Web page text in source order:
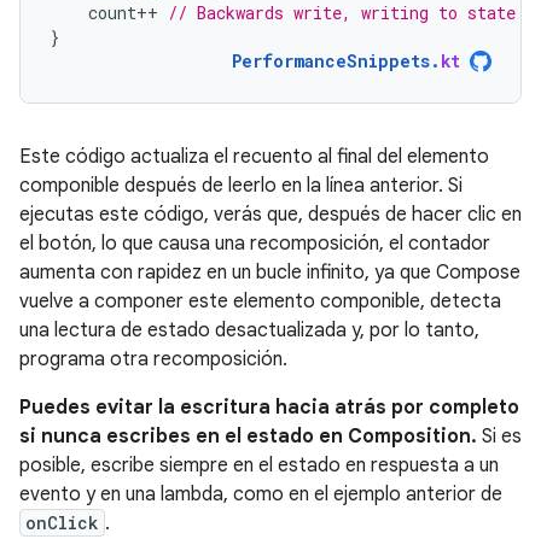
count++ // Backwards write, writing to state
}
PerformanceSnippets. kt
Este código actualiza el recuento al final del elemento
componible después de leerlo en la línea anterior. Si
ejecutas este código, verás que, después de hacer clic en
el botón, lo que causa una recomposición, el contador
aumenta con rapidez en un bucle infinito, ya que Compose
vuelve a componer este elemento componible, detecta
una lectura de estado desactualizada y, por lo tanto,
programa otra recomposición.
Puedes evitar la escritura hacia atrás por completo
si nunca escribes en el estado en Composition. Si es
posible, escribe siempre en el estado en respuesta a un
evento y en una lambda, como en el ejemplo anterior de
onClick .